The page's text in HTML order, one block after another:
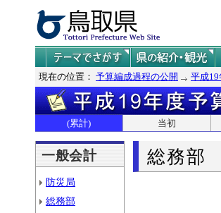
現在の位置： 予算編成過程の公開 平成
(累計) 当初
一般会計
防災局
総務部
総務部